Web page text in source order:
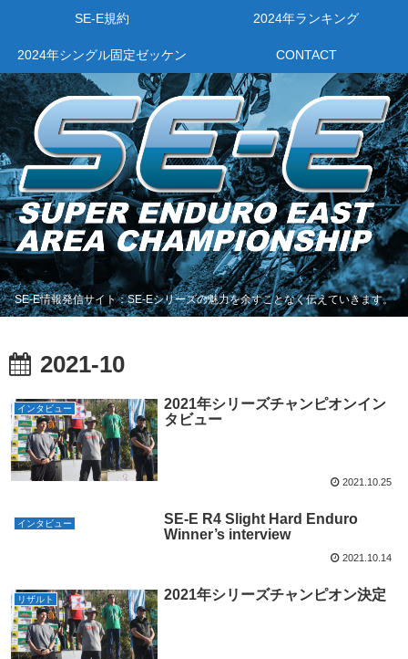
SE-E情報発信サイト：SE-Eシリーズの魅力を余すことなく伝えていきます。
SE-E規約 2024年ランキング
2024年シングル固定ゼッケン CONTACT
2021-10
インタビュー
2021年シリーズチャンピオンイン
タビュー
2021.10.25
インタビュー
SE-E R4 Slight Hard Enduro
Winner’s interview
2021.10.14
リザルト 2021年シリーズチャンピオン決定